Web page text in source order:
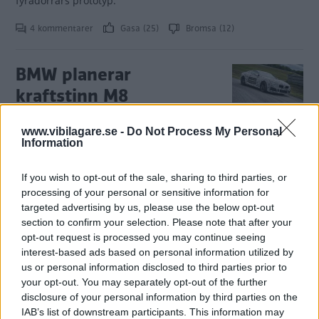
www.vibilagare.se - Do Not Process My Personal
Information
If you wish to opt-out of the sale, sharing to third parties, or
processing of your personal or sensitive information for
targeted advertising by us, please use the below opt-out
section to confirm your selection. Please note that after your
opt-out request is processed you may continue seeing
interest-based ads based on personal information utilized by
us or personal information disclosed to third parties prior to
your opt-out. You may separately opt-out of the further
disclosure of your personal information by third parties on the
IAB’s list of downstream participants. This information may
4 kommentarer Gasa (25) Bromsa (12)
BMW planerar
kraftstinn M8
Prototyp på värstingversionen av 8-
serien visades upp på Nürburgring.
Första skissen på BMW
8-serie
NYHETER 11 maj 2017
Så här ser återupplivade lyxcoupén ut i
profil.
4 kommentarer Gasa (11) Bromsa (14)